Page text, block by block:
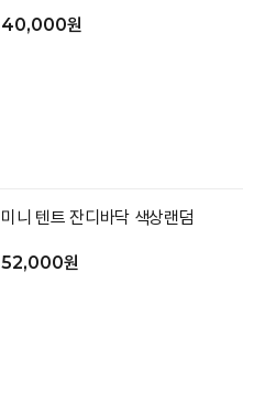
40,000원
미니 텐트 잔디바닥 색상랜덤
52,000원